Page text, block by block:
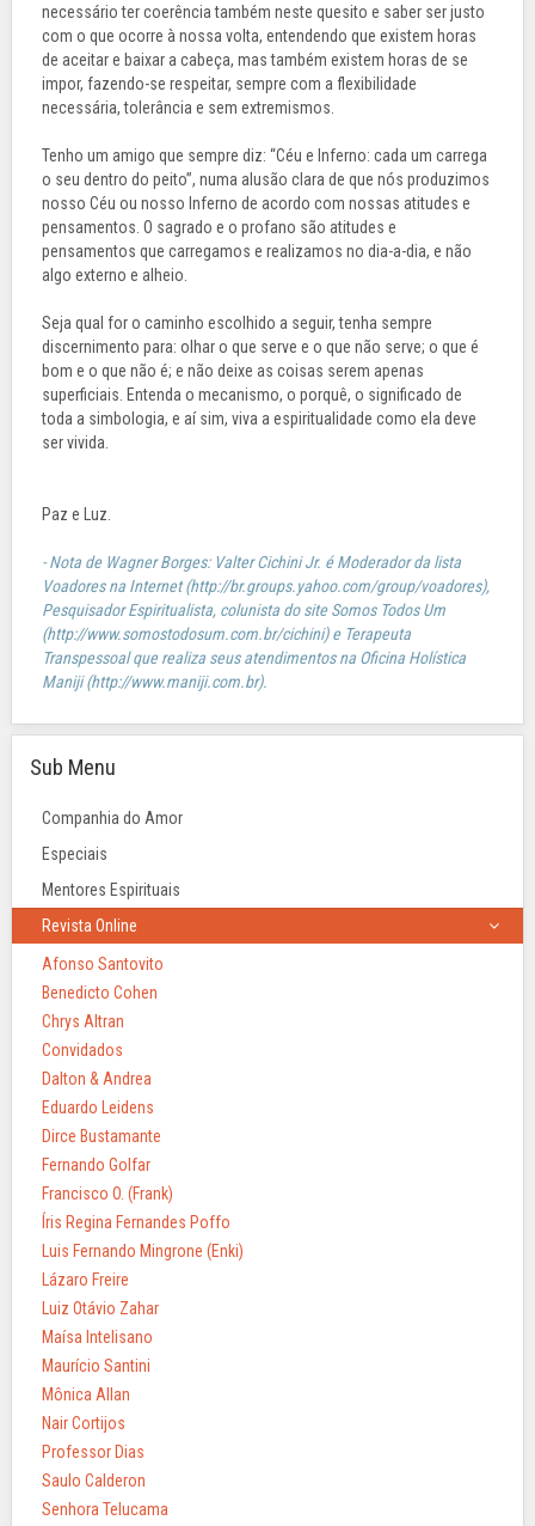
necessário ter coerência também neste quesito e saber ser justo
com o que ocorre à nossa volta, entendendo que existem horas
de aceitar e baixar a cabeça, mas também existem horas de se
impor, fazendo-se respeitar, sempre com a flexibilidade
necessária, tolerância e sem extremismos.
Tenho um amigo que sempre diz: “Céu e Inferno: cada um carrega
o seu dentro do peito”, numa alusão clara de que nós produzimos
nosso Céu ou nosso Inferno de acordo com nossas atitudes e
pensamentos. O sagrado e o profano são atitudes e
pensamentos que carregamos e realizamos no dia-a-dia, e não
algo externo e alheio.
Seja qual for o caminho escolhido a seguir, tenha sempre
discernimento para: olhar o que serve e o que não serve; o que é
bom e o que não é; e não deixe as coisas serem apenas
superficiais. Entenda o mecanismo, o porquê, o significado de
toda a simbologia, e aí sim, viva a espiritualidade como ela deve
ser vivida.
Paz e Luz.
- Nota de Wagner Borges: Valter Cichini Jr. é Moderador da lista
Voadores na Internet (http://br.groups.yahoo.com/group/voadores),
Pesquisador Espiritualista, colunista do site Somos Todos Um
(http://www.somostodosum.com.br/cichini) e Terapeuta
Transpessoal que realiza seus atendimentos na Oficina Holística
Maniji (http://www.maniji.com.br).
Sub Menu
Companhia do Amor
Especiais
Mentores Espirituais
Revista Online
Afonso Santovito
Benedicto Cohen
Chrys Altran
Convidados
Dalton & Andrea
Eduardo Leidens
Dirce Bustamante
Fernando Golfar
Francisco O. (Frank)
Íris Regina Fernandes Poffo
Luis Fernando Mingrone (Enki)
Lázaro Freire
Luiz Otávio Zahar
Maísa Intelisano
Maurício Santini
Mônica Allan
Nair Cortijos
Professor Dias
Saulo Calderon
Senhora Telucama